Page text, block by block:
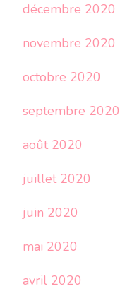
décembre 2020
novembre 2020
octobre 2020
septembre 2020
août 2020
juillet 2020
juin 2020
mai 2020
avril 2020